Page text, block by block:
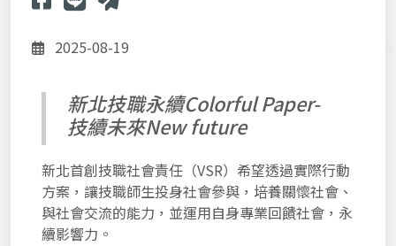
2025-08-19
新北技職永續Colorful Paper-
技續未來New future
新北首創技職社會責任（VSR）希望透過實際行動
方案，讓技職師生投身社會參與，培養關懷社會、
與社會交流的能力，並運用自身專業回饋社會，永
續影響力。